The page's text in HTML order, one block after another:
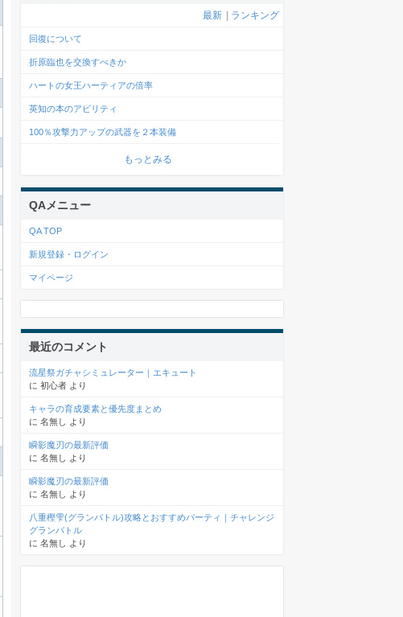
最新 ランキング
回復について
折原臨也を交換すべきか
ハートの女王ハーティアの倍率
英知の本のアビリティ
100％攻撃力アップの武器を２本装備
もっとみる
QAメニュー
QA TOP
新規登録・ログイン
マイページ
最近のコメント
流星祭ガチャシミュレーター｜エキュート
に 初心者 より
キャラの育成要素と優先度まとめ
に 名無し より
瞬影魔刃の最新評価
に 名無し より
瞬影魔刃の最新評価
に 名無し より
八重樫雫(グランバトル)攻略とおすすめパーティ｜チャレンジ
グランバトル
に 名無し より